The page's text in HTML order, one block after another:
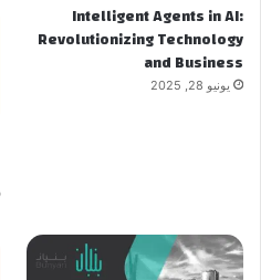
Intelligent Agents in AI:
Revolutionizing Technology
and Business
يونيو 28, 2025